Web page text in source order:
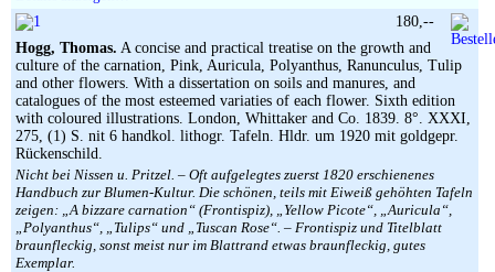
Hogg, Thomas. A concise and practical treatise on the growth and
culture of the carnation, Pink, Auricula, Polyanthus, Ranunculus, Tulip
and other flowers. With a dissertation on soils and manures, and
catalogues of the most esteemed variaties of each flower. Sixth edition
with coloured illustrations. London, Whittaker and Co. 1839. 8°. XXXI,
275, (1) S. nit 6 handkol. lithogr. Tafeln. Hldr. um 1920 mit goldgepr.
Rückenschild.
Nicht bei Nissen u. Pritzel. – Oft aufgelegtes zuerst 1820 erschienenes
Handbuch zur Blumen-Kultur. Die schönen, teils mit Eiweiß gehöhten Tafeln
zeigen: „A bizzare carnation“ (Frontispiz), „Yellow Picote“, „Auricula“,
„Polyanthus“, „Tulips“ und „Tuscan Rose“. – Frontispiz und Titelblatt
braunfleckig, sonst meist nur im Blattrand etwas braunfleckig, gutes
Exemplar.
180,--